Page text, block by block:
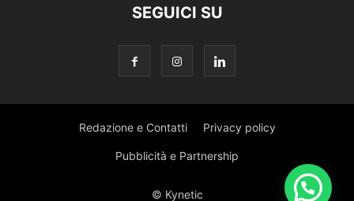
SEGUICI SU
Redazione e Contatti Privacy policy
Pubblicità e Partnership
© Kynetic